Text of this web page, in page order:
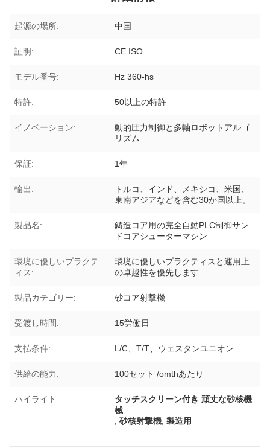
起源の場所: 中国
証明: CE ISO
モデル番号: Hz 360-hs
特許: 50以上の特許
イノベーション:
動的圧力制御と多軸ロボットアルゴ
リズム
保証: 1年
輸出:
トルコ、インド、メキシコ、米国、
東南アジアなどを含む30か国以上。
製品名:
鋳造コア用の完全自動PLC制御サン
ドコアシューターマシン
環境に優しいプラクテ
ィス:
環境に優しいプラクティスと運用上
の卓越性を優先します
製品カテゴリー: 砂コア射撃機
受渡し時間: 15労働日
支払条件: L/C、T/T、ウェスタンユニオン
供給の能力: 100セット /omthあたり
ハイライト:
タッチスクリーン付き 頑丈な砂核機
械
,砂核射撃機 ,製造用